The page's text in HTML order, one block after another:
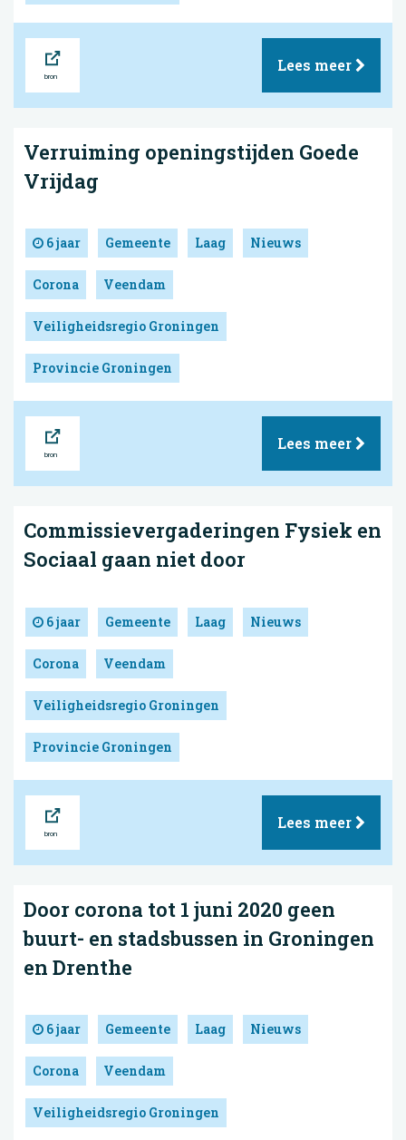
Lees meer
Verruiming openingstijden Goede
Vrijdag
6 jaar Gemeente Laag Nieuws
Corona Veendam
Veiligheidsregio Groningen
Provincie Groningen
Lees meer
Commissievergaderingen Fysiek en
Sociaal gaan niet door
6 jaar Gemeente Laag Nieuws
Corona Veendam
Veiligheidsregio Groningen
Provincie Groningen
Lees meer
Door corona tot 1 juni 2020 geen
buurt- en stadsbussen in Groningen
en Drenthe
6 jaar Gemeente Laag Nieuws
Corona Veendam
Veiligheidsregio Groningen